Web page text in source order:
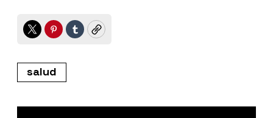
TwitterPinterest
TumblrCopy
salud